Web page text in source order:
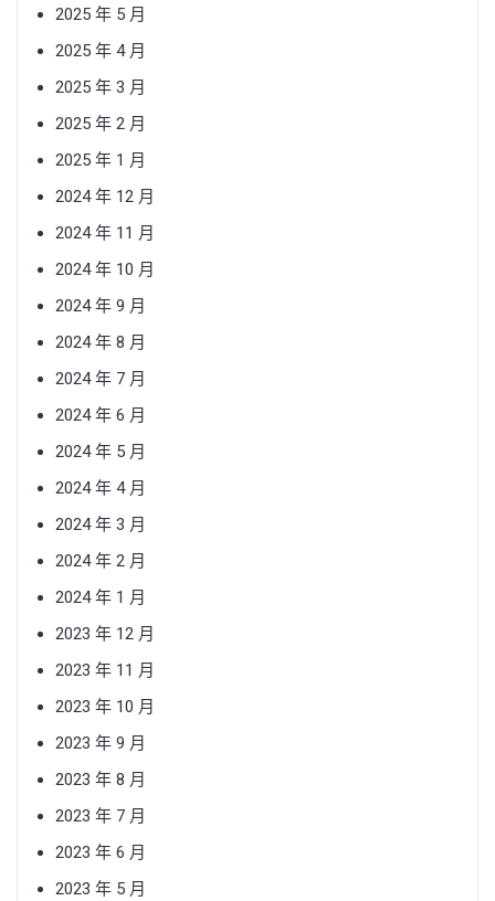
2025 年 5 月
2025 年 4 月
2025 年 3 月
2025 年 2 月
2025 年 1 月
2024 年 12 月
2024 年 11 月
2024 年 10 月
2024 年 9 月
2024 年 8 月
2024 年 7 月
2024 年 6 月
2024 年 5 月
2024 年 4 月
2024 年 3 月
2024 年 2 月
2024 年 1 月
2023 年 12 月
2023 年 11 月
2023 年 10 月
2023 年 9 月
2023 年 8 月
2023 年 7 月
2023 年 6 月
2023 年 5 月